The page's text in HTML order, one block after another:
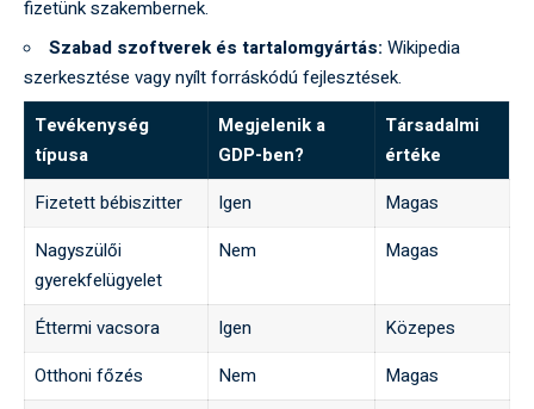
fizetünk szakembernek.
Szabad szoftverek és tartalomgyártás: Wikipedia
szerkesztése vagy nyílt forráskódú fejlesztések.
Tevékenység
típusa
Megjelenik a
GDP-ben?
Társadalmi
értéke
Fizetett bébiszitter
Igen
Magas
Nagyszülői
gyerekfelügyelet
Nem Magas
Éttermi vacsora Igen
Közepes
Otthoni főzés
Nem
Magas